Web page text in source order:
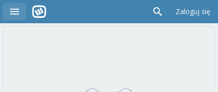
Zaloguj się